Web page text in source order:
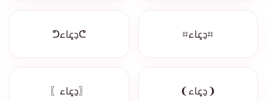
⌗دِعٍاء⌗ ᕦدِعٍاءᕤ
❨دِعٍاء❩ 〖دِعٍاء〗